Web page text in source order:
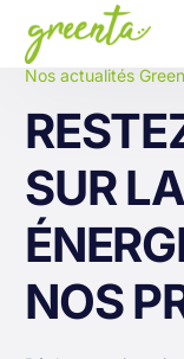
Nos actualités
SUR
NOS